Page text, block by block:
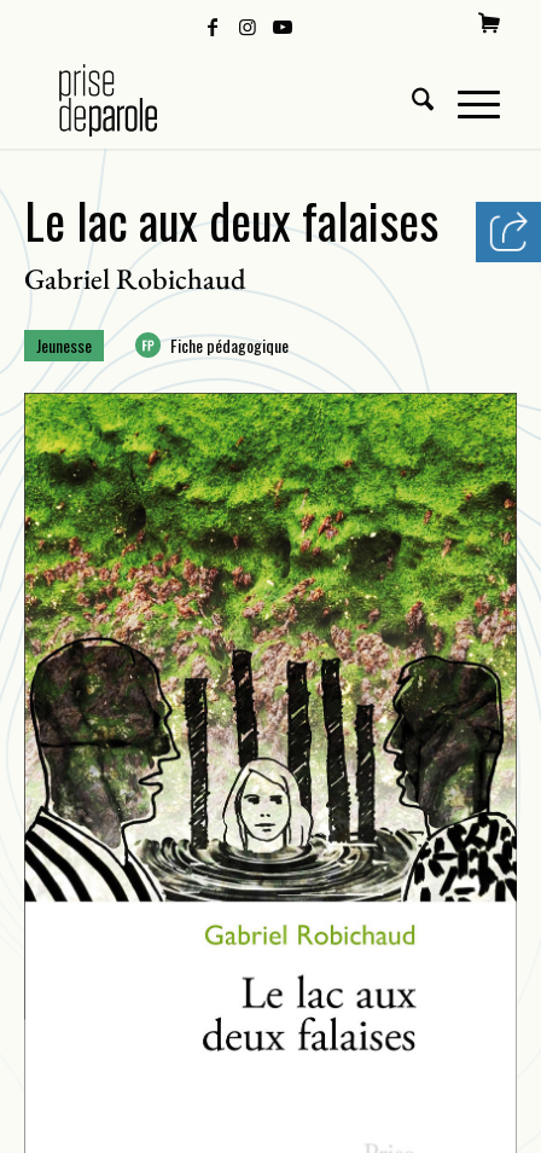
Le lac aux deux falaises
Gabriel Robichaud
Jeunesse Fiche pédagogique